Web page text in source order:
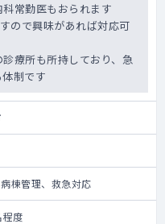
常勤医もおられます
ので興味があれば対応可
療所も所持しており、急
制です
棟管理、救急対応
度